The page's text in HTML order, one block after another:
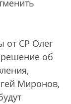
от СР Олег
об
Миронов,